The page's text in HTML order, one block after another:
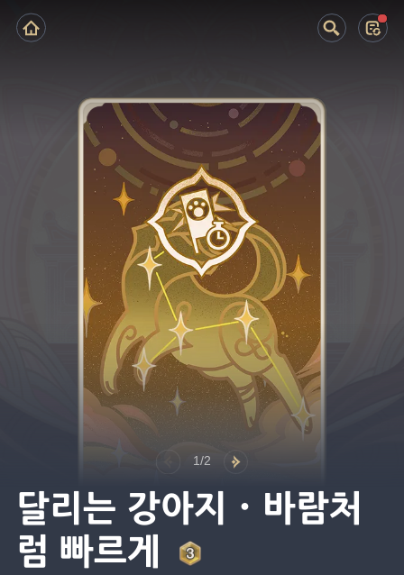
1/2
달리는 강아지·바람처
럼 빠르게